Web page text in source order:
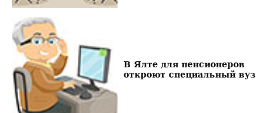
В Ялте для пенсионеров
откроют специальный вуз